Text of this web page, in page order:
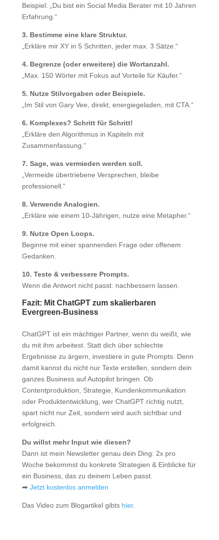
Beispiel: „Du bist ein Social Media Berater mit 10 Jahren
Erfahrung.“
3. Bestimme eine klare Struktur.
„Erkläre mir XY in 5 Schritten, jeder max. 3 Sätze.“
4. Begrenze (oder erweitere) die Wortanzahl.
„Max. 150 Wörter mit Fokus auf Vorteile für Käufer.“
5. Nutze Stilvorgaben oder Beispiele.
„Im Stil von Gary Vee, direkt, energiegeladen, mit CTA.“
6. Komplexes? Schritt für Schritt!
„Erkläre den Algorithmus in Kapiteln mit
Zusammenfassung.“
7. Sage, was vermieden werden soll.
„Vermeide übertriebene Versprechen, bleibe
professionell.“
8. Verwende Analogien.
„Erkläre wie einem 10-Jährigen, nutze eine Metapher.“
9. Nutze Open Loops.
Beginne mit einer spannenden Frage oder offenem
Gedanken.
10. Teste & verbessere Prompts.
Wenn die Antwort nicht passt: nachbessern lassen.
Fazit: Mit ChatGPT zum skalierbaren
Evergreen-Business
ChatGPT ist ein mächtiger Partner, wenn du weißt, wie
du mit ihm arbeitest. Statt dich über schlechte
Ergebnisse zu ärgern, investiere in gute Prompts. Denn
damit kannst du nicht nur Texte erstellen, sondern dein
ganzes Business auf Autopilot bringen. Ob
Contentproduktion, Strategie, Kundenkommunikation
oder Produktentwicklung, wer ChatGPT richtig nutzt,
spart nicht nur Zeit, sondern wird auch sichtbar und
erfolgreich.
Du willst mehr Input wie diesen?
Dann ist mein Newsletter genau dein Ding: 2x pro
Woche bekommst du konkrete Strategien & Einblicke für
ein Business, das zu deinem Leben passt.
➡ Jetzt kostenlos anmelden
Das Video zum Blogartikel gibts hier.